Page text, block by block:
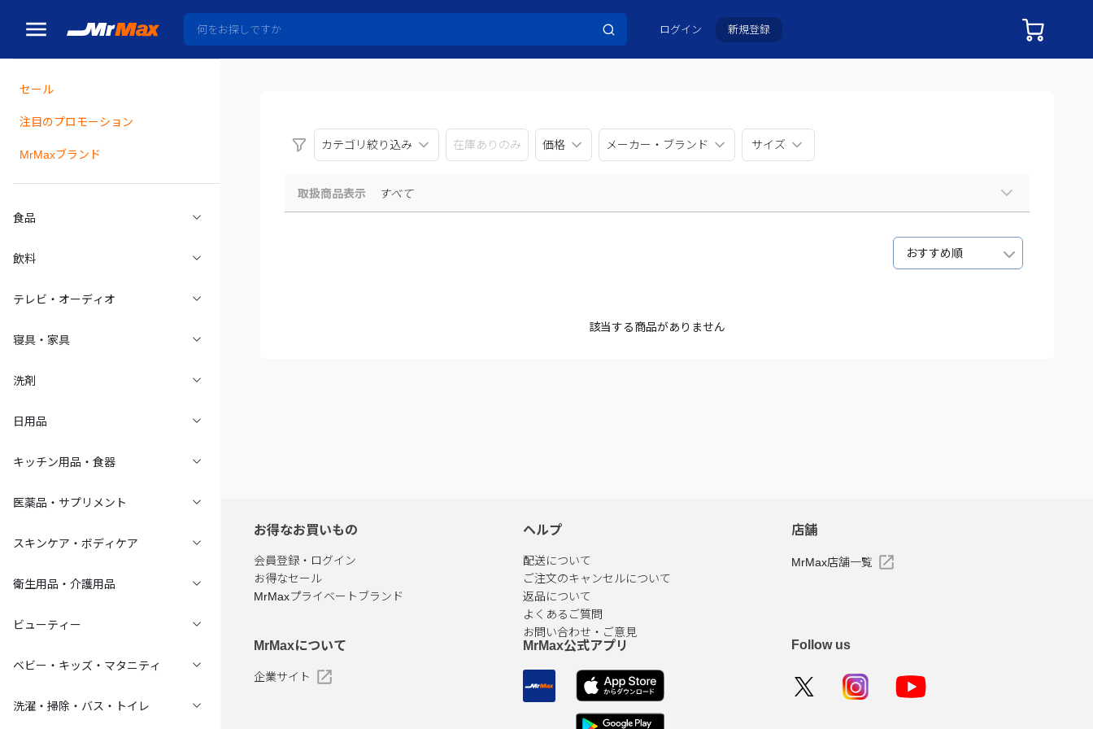
ログイン 新規登録
セール
注目のプロモーション
MrMaxブランド
食品
飲料
テレビ・オーディオ
寝具・家具
洗剤
日用品
キッチン用品・食器
医薬品・サプリメント
スキンケア・ボディケア
衛生用品・介護用品
ビューティー
ベビー・キッズ・マタニティ
洗濯・掃除・バス・トイレ
カテゴリ絞り込み
在庫ありのみ 価格 メーカー・ブランド サイズ
取扱商品表示 すべて
おすすめ順
該当する商品がありません
お得なお買いもの
会員登録・ログイン
お得なセール
MrMaxプライベートブランド
ヘルプ
配送について
ご注文のキャンセルについて
返品について
よくあるご質問
お問い合わせ・ご意見
店舗
MrMax店舗一覧
MrMaxについて
企業サイト
MrMax公式アプリ Follow us